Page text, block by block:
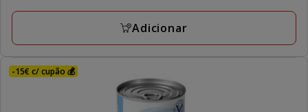
avaliações
a
Adicionar
-15€ c/ cupão 💰